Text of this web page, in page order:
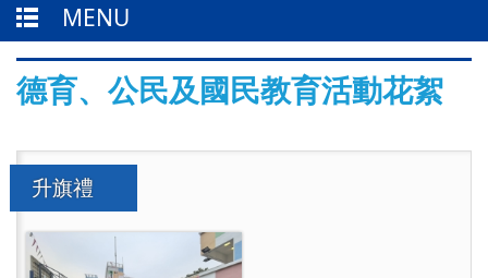
MENU
德育、公民及國民教育活動花絮
升旗禮